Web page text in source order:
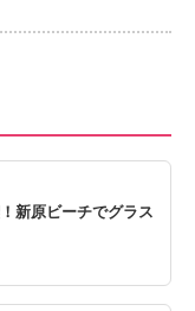
新原ビーチでグラス